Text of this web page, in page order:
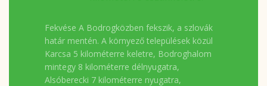
Fekvése A Bodrogközben fekszik, a szlovák
határ mentén. A környező települések közül
Karcsa 5 kilométerre keletre, Bodroghalom
mintegy 8 kilométerre délnyugatra,
Alsóberecki 7 kilométerre nyugatra,